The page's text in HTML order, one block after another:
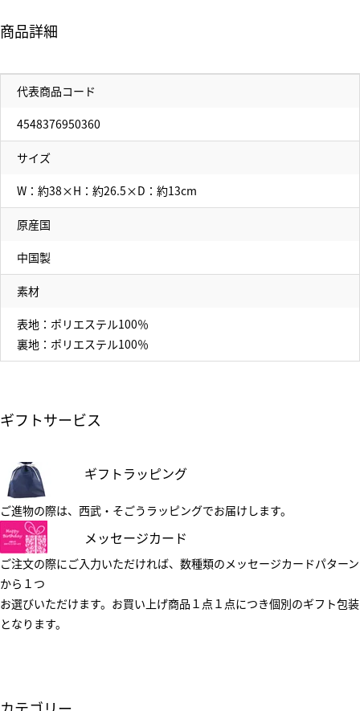
商品詳細
代表商品コード
4548376950360
サイズ
W：約38×H：約26.5×D：約13cm
原産国
中国製
素材
表地：ポリエステル100％
裏地：ポリエステル100％
ギフトサービス
ギフトラッピング
ご進物の際は、西武・そごうラッピングでお届けします。
メッセージカード
ご注文の際にご入力いただければ、数種類のメッセージカードパターン
から１つ
お選びいただけます。お買い上げ商品１点１点につき個別のギフト包装
となります。